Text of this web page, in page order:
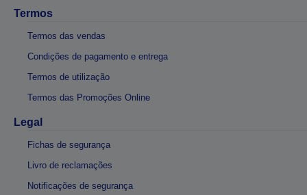
Termos
Termos das vendas
Condições de pagamento e entrega
Termos de utilização
Termos das Promoções Online
Legal
Fichas de segurança
Livro de reclamações
Notificações de segurança